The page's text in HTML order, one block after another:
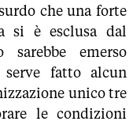
che una forte
si è esclusa dal
emerso
fatto alcun
unico tre
le condizioni